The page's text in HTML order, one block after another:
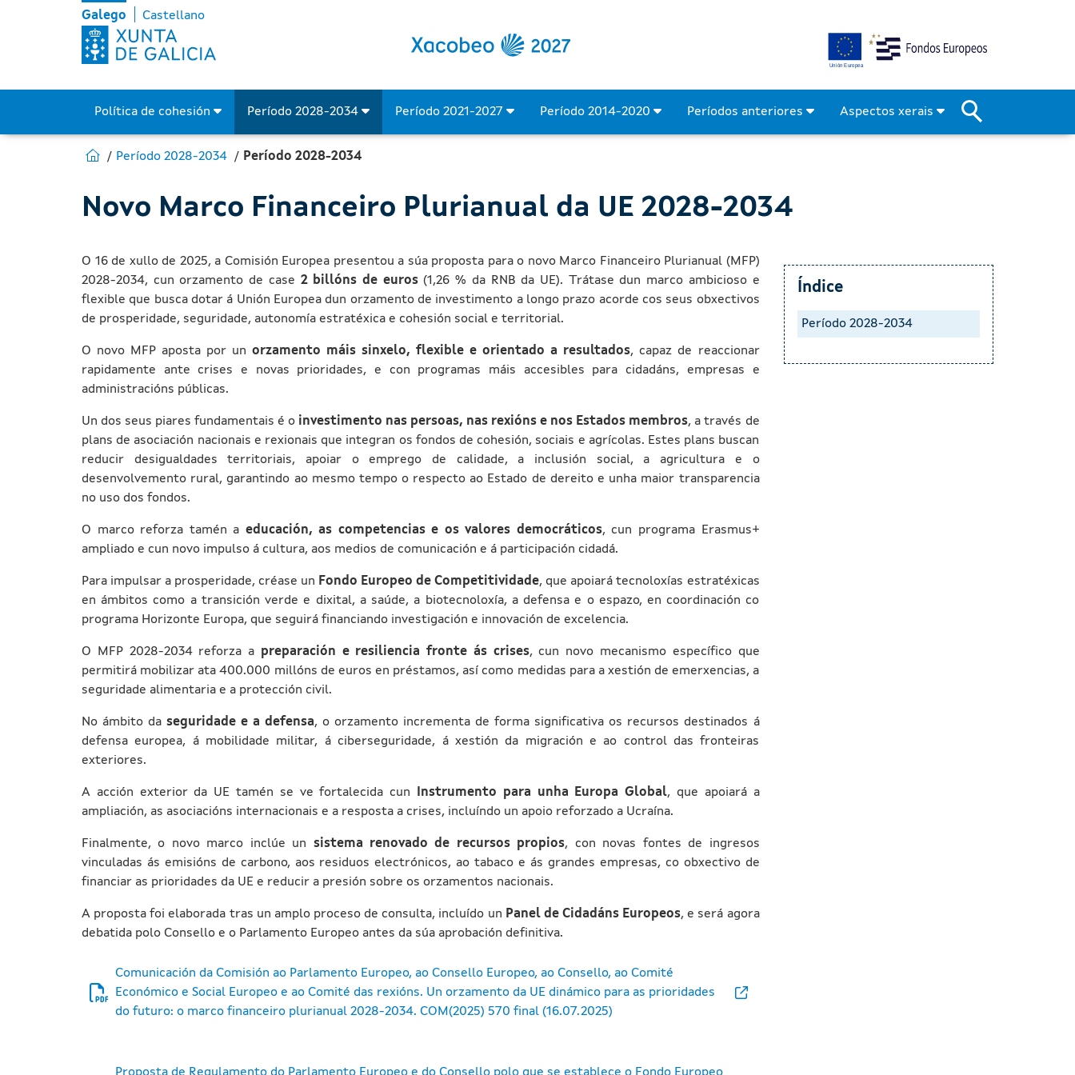
Período 2028-2034 - Fondos Europeos
Skip to Main Content
Galego Castellano
Política de cohesión Período 2028-2034 Período 2021-2027 Período 2014-2020 Períodos anteriores Aspectos xerais
Estás en:
Ir para Fondos Europeos
Período 2028-2034 Período 2028-2034
Novo Marco Financeiro Plurianual da UE 2028-2034
O 16 de xullo de 2025, a Comisión Europea presentou a súa proposta para o novo Marco Financeiro Plurianual (MFP)
2028-2034, cun orzamento de case 2 billóns de euros(1,26 % da RNB da UE). Trátase dun marco ambicioso e
flexible que busca dotar á Unión Europea dun orzamento de investimento a longo prazo acorde cos seus obxectivos
de prosperidade, seguridade, autonomía estratéxica e cohesión social e territorial.
O novo MFP aposta por unorzamento máis sinxelo, flexible e orientado a resultados, capaz de reaccionar
rapidamente ante crises e novas prioridades, e con programas máis accesibles para cidadáns, empresas e
administracións públicas.
Un dos seus piares fundamentais é o investimento nas persoas, nas rexións e nos Estados membros, a través de
plans de asociación nacionais e rexionais que integran os fondos de cohesión, sociais e agrícolas. Estes plans buscan
reducir desigualdades territoriais, apoiar o emprego de calidade, a inclusión social, a agricultura e o
desenvolvemento rural, garantindo ao mesmo tempo o respecto ao Estado de dereito e unha maior transparencia
no uso dos fondos.
O marco reforza tamén a educación, as competencias e os valores democráticos, cun programa Erasmus+
ampliado e cun novo impulso á cultura, aos medios de comunicación e á participación cidadá.
Para impulsar a prosperidade, créase un Fondo Europeo de Competitividade, que apoiará tecnoloxías estratéxicas
en ámbitos como a transición verde e dixital, a saúde, a biotecnoloxía, a defensa e o espazo, en coordinación co
programa Horizonte Europa, que seguirá financiando investigación e innovación de excelencia.
O MFP 2028-2034 reforza a preparación e resiliencia fronte ás crises, cun novo mecanismo específico que
permitirá mobilizar ata 400.000 millóns de euros en préstamos, así como medidas para a xestión de emerxencias, a
seguridade alimentaria e a protección civil.
No ámbito daseguridade e a defensa, o orzamento incrementa de forma significativa os recursos destinados á
defensa europea, á mobilidade militar, á ciberseguridade, á xestión da migración e ao control das fronteiras
exteriores.
A acción exterior da UE tamén se ve fortalecida cun Instrumento para unha Europa Global, que apoiará a
ampliación, as asociacións internacionais e a resposta a crises, incluíndo un apoio reforzado a Ucraína.
Finalmente, o novo marco inclúe un sistema renovado de recursos propios, con novas fontes de ingresos
vinculadas ás emisións de carbono, aos residuos electrónicos, ao tabaco e ás grandes empresas, co obxectivo de
financiar as prioridades da UE e reducir a presión sobre os orzamentos nacionais.
A proposta foi elaborada tras un amplo proceso de consulta, incluído un Panel de Cidadáns Europeos, e será agora
debatida polo Consello e o Parlamento Europeo antes da súa aprobación definitiva.
Comunicación da Comisión ao Parlamento Europeo, ao Consello Europeo, ao Consello, ao Comité
Económico e Social Europeo e ao Comité das rexións. Un orzamento da UE dinámico para as prioridades
do futuro: o marco financeiro plurianual 2028-2034. COM(2025) 570 final (16.07.2025)
Índice
Período 2028-2034